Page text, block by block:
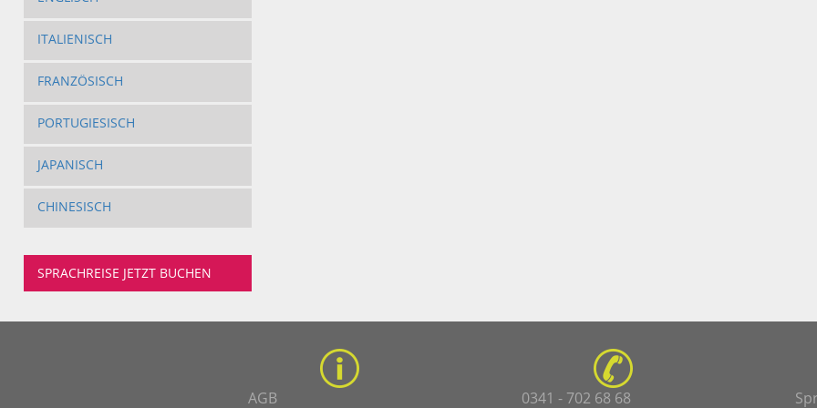
ITALIENISCH
FRANZÖSISCH
PORTUGIESISCH
JAPANISCH
CHINESISCH
SPRACHREISE JETZT BUCHEN
AGB 0341 - 702 68 68